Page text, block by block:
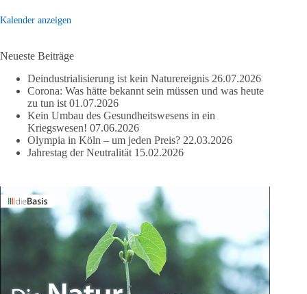
Kalender anzeigen
Neueste Beiträge
Deindustrialisierung ist kein Naturereignis 26.07.2026
Corona: Was hätte bekannt sein müssen und was heute
zu tun ist 01.07.2026
Kein Umbau des Gesundheitswesens in ein
Kriegswesen! 07.06.2026
Olympia in Köln – um jeden Preis? 22.03.2026
Jahrestag der Neutralität 15.02.2026